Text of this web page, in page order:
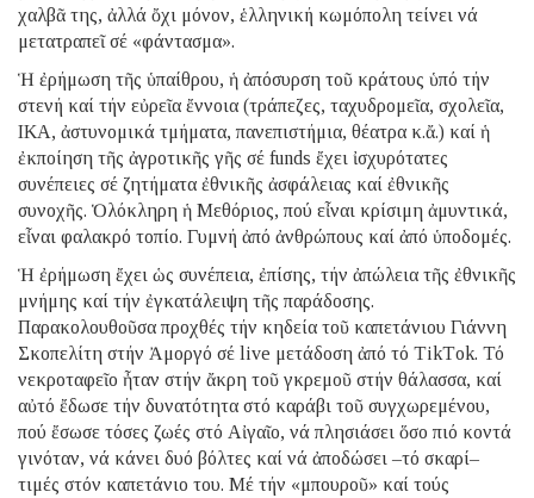
χαλβᾶ της, ἀλλά ὄχι μόνον, ἑλληνική κωμόπολη τείνει νά
μετατραπεῖ σέ «φάντασμα».
Ἡ ἐρήμωση τῆς ὑπαίθρου, ἡ ἀπόσυρση τοῦ κράτους ὑπό τήν
στενή καί τήν εὐρεῖα ἔννοια (τράπεζες, ταχυδρομεῖα, σχολεῖα,
ΙΚΑ, ἀστυνομικά τμήματα, πανεπιστήμια, θέατρα κ.ἄ.) καί ἡ
ἐκποίηση τῆς ἀγροτικῆς γῆς σέ funds ἔχει ἰσχυρότατες
συνέπειες σέ ζητήματα ἐθνικῆς ἀσφάλειας καί ἐθνικῆς
συνοχῆς. Ὁλόκληρη ἡ Μεθόριος, πού εἶναι κρίσιμη ἀμυντικά,
εἶναι φαλακρό τοπίο. Γυμνή ἀπό ἀνθρώπους καί ἀπό ὑποδομές.
Ἡ ἐρήμωση ἔχει ὡς συνέπεια, ἐπίσης, τήν ἀπώλεια τῆς ἐθνικῆς
μνήμης καί τήν ἐγκατάλειψη τῆς παράδοσης.
Παρακολουθοῦσα προχθές τήν κηδεία τοῦ καπετάνιου Γιάννη
Σκοπελίτη στήν Ἀμοργό σέ live μετάδοση ἀπό τό ΤikΤok. Τό
νεκροταφεῖο ἦταν στήν ἄκρη τοῦ γκρεμοῦ στήν θάλασσα, καί
αὐτό ἔδωσε τήν δυνατότητα στό καράβι τοῦ συγχωρεμένου,
πού ἔσωσε τόσες ζωές στό Αἰγαῖο, νά πλησιάσει ὅσο πιό κοντά
γινόταν, νά κάνει δυό βόλτες καί νά ἀποδώσει –τό σκαρί–
τιμές στόν καπετάνιο του. Μέ τήν «μπουροῦ» καί τούς